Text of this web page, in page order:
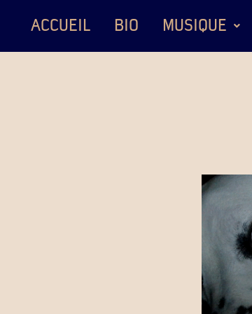
ACCUEIL BIO MUSIQUE